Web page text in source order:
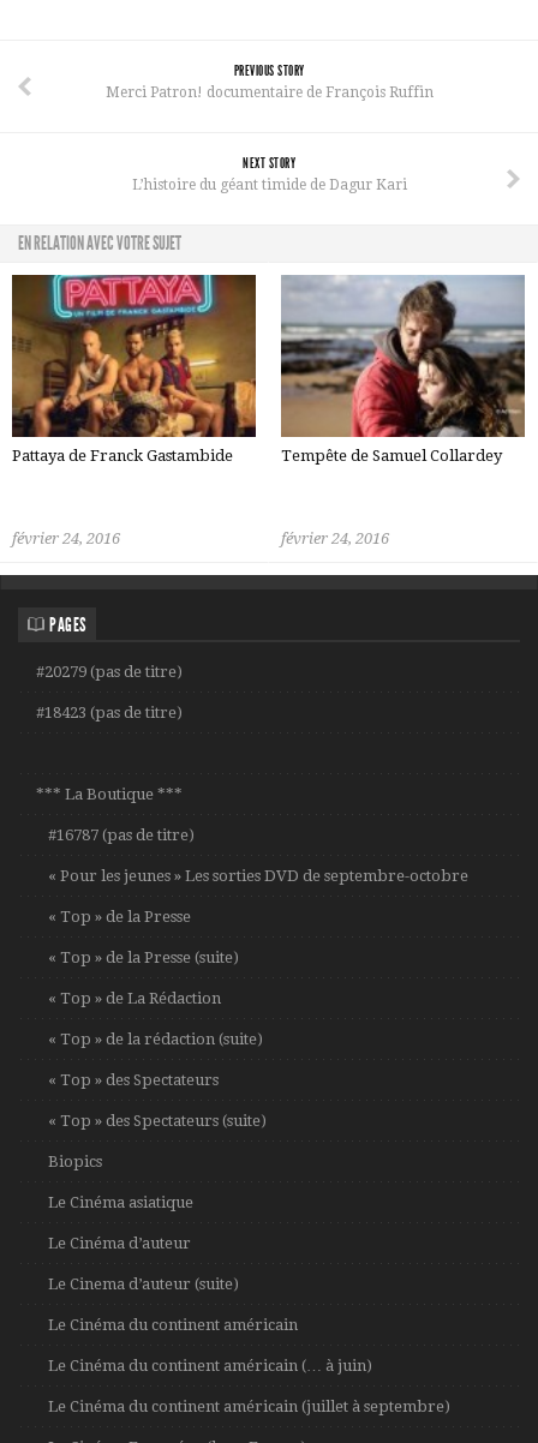
PREVIOUS STORY
Merci Patron! documentaire de François Ruffin
NEXT STORY
L’histoire du géant timide de Dagur Kari
EN RELATION AVEC VOTRE SUJET
Pattaya de Franck Gastambide
février 24, 2016
Tempête de Samuel Collardey
février 24, 2016
PAGES
#20279 (pas de titre)
#18423 (pas de titre)
*** La Boutique ***
#16787 (pas de titre)
« Pour les jeunes » Les sorties DVD de septembre-octobre
« Top » de la Presse
« Top » de la Presse (suite)
« Top » de La Rédaction
« Top » de la rédaction (suite)
« Top » des Spectateurs
« Top » des Spectateurs (suite)
Biopics
Le Cinéma asiatique
Le Cinéma d’auteur
Le Cinema d’auteur (suite)
Le Cinéma du continent américain
Le Cinéma du continent américain (… à juin)
Le Cinéma du continent américain (juillet à septembre)